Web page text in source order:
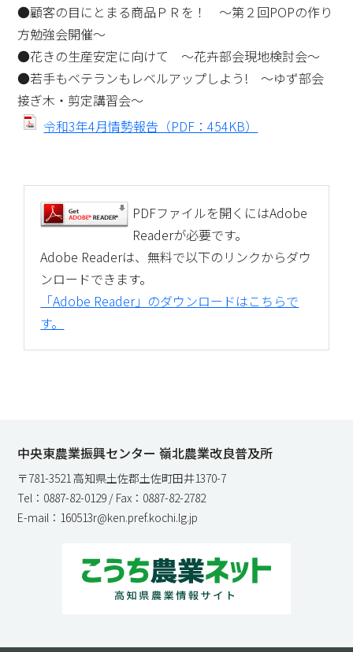
●顧客の目にとまる商品ＰＲを！ ～第２回POPの作り
方勉強会開催～
●花きの生産安定に向けて ～花卉部会現地検討会～
●若手もベテランもレベルアップしよう! ～ゆず部会
接ぎ木・剪定講習会～
令和3年4月情勢報告（PDF：454KB）
PDFファイルを開くにはAdobe
Readerが必要です。
Adobe Readerは、無料で以下のリンクからダウ
ンロードできます。
「Adobe Reader」のダウンロードはこちらで
す。
中央東農業振興センター 嶺北農業改良普及所
〒781-3521 高知県土佐郡土佐町田井1370-7
Tel：0887-82-0129 / Fax：0887-82-2782
E-mail：160513r@ken.pref.kochi.lg.jp